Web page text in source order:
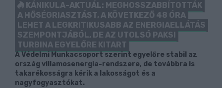
KÁNIKULA-AKTUÁL: MEGHOSSZABBÍTOTTÁK
A HŐSÉGRIASZTÁST, A KÖVETKEZŐ 48 ÓRA
LEHET A LEGKRITIKUSABB AZ ENERGIAELLÁTÁS
SZEMPONTJÁBÓL, DE AZ UTOLSÓ PAKSI
TURBINA EGYELŐRE KITART
A Védelmi Munkacsoport szerint egyelőre stabil az
ország villamosenergia-rendszere, de továbbra is
takarékosságra kérik a lakosságot és a
nagyfogyasztókat.